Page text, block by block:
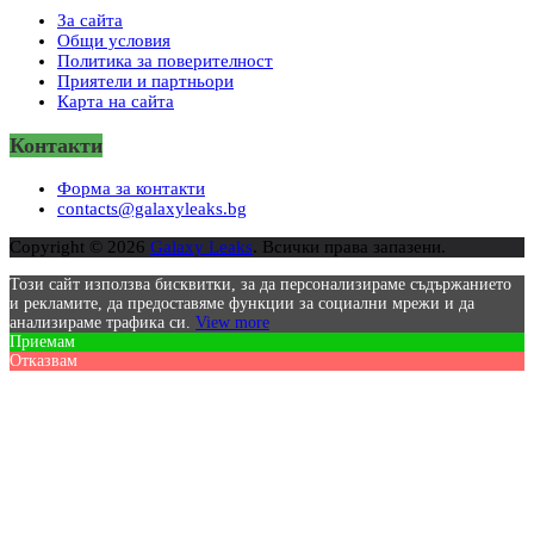
За сайта
Общи условия
Политика за поверителност
Приятели и партньори
Карта на сайта
Контакти
Форма за контакти
contacts@galaxyleaks.bg
Copyright © 2026 Galaxy Leaks. Всички права запазени.
Този сайт използва бисквитки, за да персонализираме съдържанието
и рекламите, да предоставяме функции за социални мрежи и да
анализираме трафика си. View more
Приемам
Отказвам